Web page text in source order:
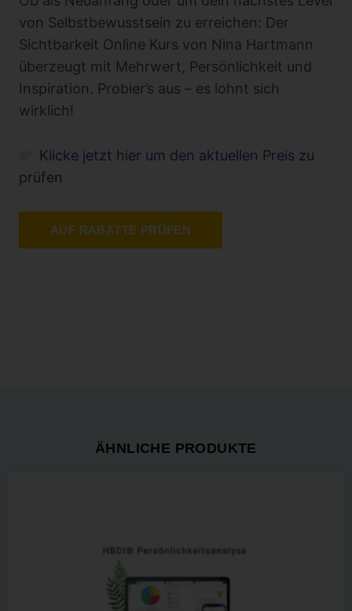
von Selbstbewusstsein zu erreichen: Der
Sichtbarkeit Online Kurs von Nina Hartmann
überzeugt mit Mehrwert, Persönlichkeit und
Inspiration. Probier’s aus – es lohnt sich
wirklich!
Klicke jetzt hier um den aktuellen Preis zu
prüfen
AUF RABATTE PRÜFEN
ÄHNLICHE PRODUKTE